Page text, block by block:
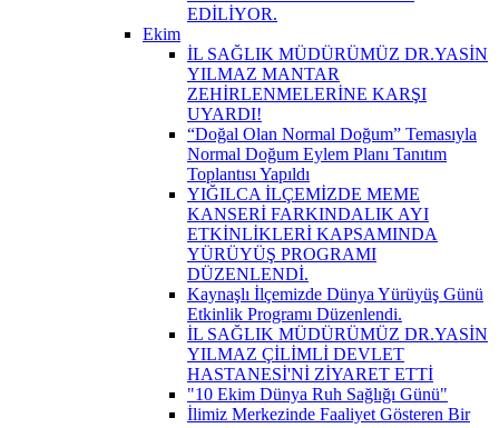
EDİLİYOR.
Ekim
İL SAĞLIK MÜDÜRÜMÜZ DR.YASİN
YILMAZ MANTAR
ZEHİRLENMELERİNE KARŞI
UYARDI!
“Doğal Olan Normal Doğum” Temasıyla
Normal Doğum Eylem Planı Tanıtım
Toplantısı Yapıldı
YIĞILCA İLÇEMİZDE MEME
KANSERİ FARKINDALIK AYI
ETKİNLİKLERİ KAPSAMINDA
YÜRÜYÜŞ PROGRAMI
DÜZENLENDİ.
Kaynaşlı İlçemizde Dünya Yürüyüş Günü
Etkinlik Programı Düzenlendi.
İL SAĞLIK MÜDÜRÜMÜZ DR.YASİN
YILMAZ ÇİLİMLİ DEVLET
HASTANESİ'Nİ ZİYARET ETTİ
"10 Ekim Dünya Ruh Sağlığı Günü"
İlimiz Merkezinde Faaliyet Gösteren Bir